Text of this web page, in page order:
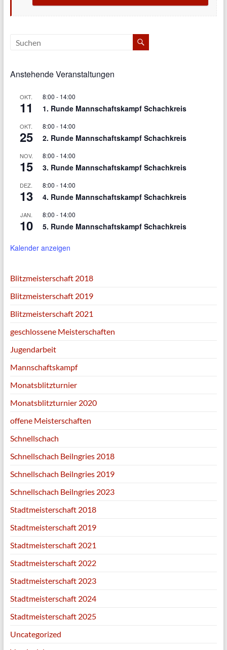
Anstehende Veranstaltungen
OKT.
11
8:00 - 14:00
1. Runde Mannschaftskampf Schachkreis
OKT.
25
8:00 - 14:00
2. Runde Mannschaftskampf Schachkreis
NOV.
15
8:00 - 14:00
3. Runde Mannschaftskampf Schachkreis
DEZ.
13
8:00 - 14:00
4. Runde Mannschaftskampf Schachkreis
JAN.
10
8:00 - 14:00
5. Runde Mannschaftskampf Schachkreis
Kalender anzeigen
Blitzmeisterschaft 2018
Blitzmeisterschaft 2019
Blitzmeisterschaft 2021
geschlossene Meisterschaften
Jugendarbeit
Mannschaftskampf
Monatsblitzturnier
Monatsblitzturnier 2020
offene Meisterschaften
Schnellschach
Schnellschach Beilngries 2018
Schnellschach Beilngries 2019
Schnellschach Beilngries 2023
Stadtmeisterschaft 2018
Stadtmeisterschaft 2019
Stadtmeisterschaft 2021
Stadtmeisterschaft 2022
Stadtmeisterschaft 2023
Stadtmeisterschaft 2024
Stadtmeisterschaft 2025
Uncategorized